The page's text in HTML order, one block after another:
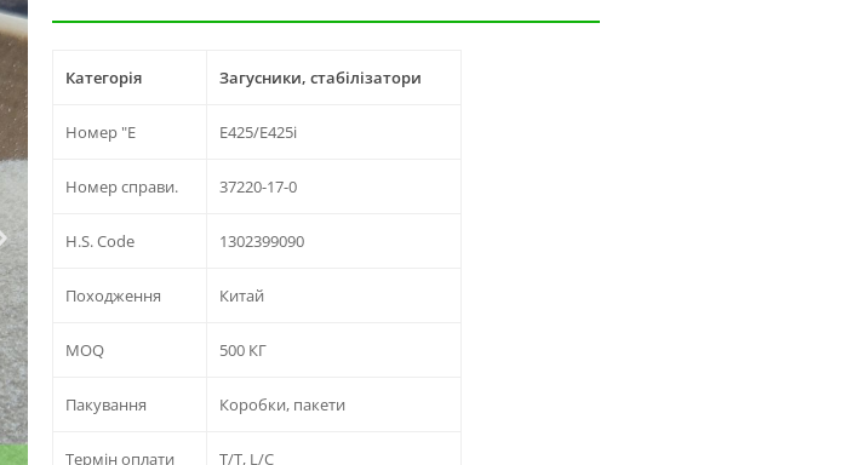
Категорія Загусники, стабілізатори
Номер "Е E425/E425i
Номер справи. 37220-17-0
H.S. Code 1302399090
Походження Китай
MOQ 500 КГ
Пакування Коробки, пакети
Термін оплати T/T, L/C